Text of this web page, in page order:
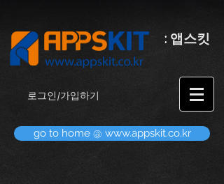
로그인/가입하기
: 앱스킷
go to home @ www.appskit.co.kr